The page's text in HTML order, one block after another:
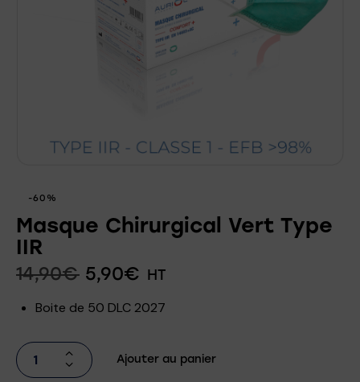
-60%
Masque Chirurgical Vert Type
IIR
14,90€ 5,90€ HT
Boite de 50 DLC 2027
Ajouter au panier